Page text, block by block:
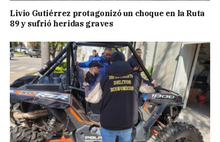
Livio Gutiérrez protagonizó un choque en la Ruta
89 y sufrió heridas graves